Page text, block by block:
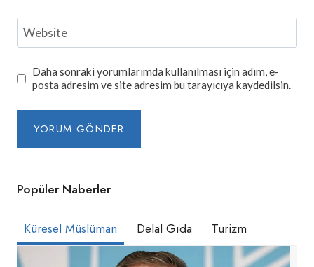
Website
Daha sonraki yorumlarımda kullanılması için adım, e-
posta adresim ve site adresim bu tarayıcıya kaydedilsin.
Popüler Naberler
Küresel Müslüman Delal Gıda Turizm